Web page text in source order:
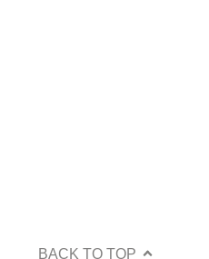
BACK TO TOP